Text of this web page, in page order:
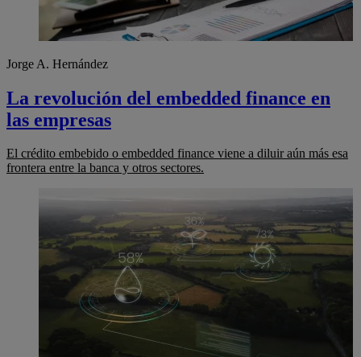
Jorge A. Hernández
La revolución del embedded finance en
las empresas
El crédito embebido o embedded finance viene a diluir aún más esa
frontera entre la banca y otros sectores.